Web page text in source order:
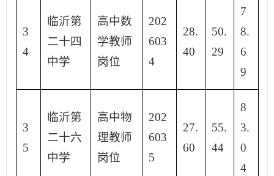
3
4
临沂第
二十四
中学
高中数
学教师
岗位
202
603
4
28.
40
50.
29
7
8.
6
9
3
5
临沂第
二十六
中学
高中物
理教师
岗位
202
603
5
27.
60
55.
44
8
3.
0
4